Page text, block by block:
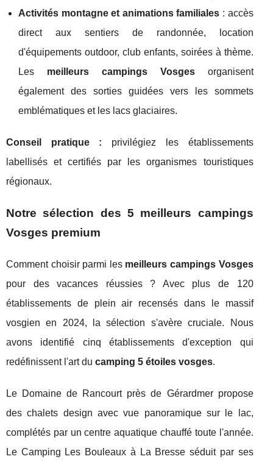
Activités montagne et animations familiales : accès
direct aux sentiers de randonnée, location
d'équipements outdoor, club enfants, soirées à thème.
Les meilleurs campings Vosgesorganisent
également des sorties guidées vers les sommets
emblématiques et les lacs glaciaires.
Conseil pratique : privilégiez les établissements
labellisés et certifiés par les organismes touristiques
régionaux.
Notre sélection des 5 meilleurs campings
Vosges premium
Comment choisir parmi les meilleurs campings Vosges
pour des vacances réussies ? Avec plus de 120
établissements de plein air recensés dans le massif
vosgien en 2024, la sélection s'avère cruciale. Nous
avons identifié cinq établissements d'exception qui
redéfinissent l'art du camping 5 étoiles vosges.
Le Domaine de Rancourt près de Gérardmer propose
des chalets design avec vue panoramique sur le lac,
complétés par un centre aquatique chauffé toute l'année.
Le Camping Les Bouleaux à La Bresse séduit par ses